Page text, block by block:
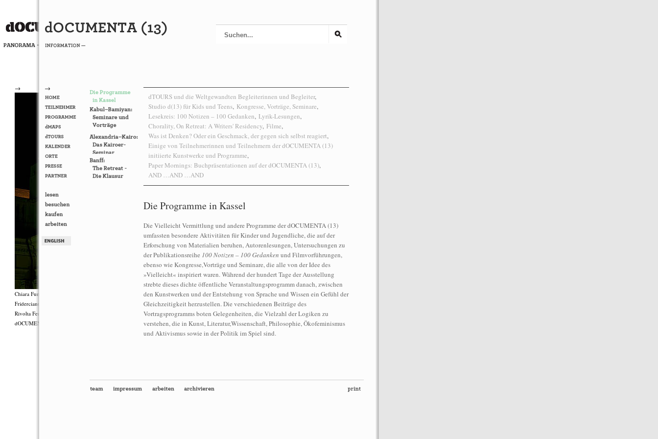
→
Chiara Fumai, Shut Up. Actually, Talk (The world will not explode), 2012, Gruppenperformance auf dem Dach des
Fridercianums featuring Zalumma Agra und die Stars of the East, Texte von Carla Lonzi (“Let’s Spit on Hegel,” 1970) and
Rivolta Femminile (“I Say I,” 1977), Kostüme von Antonio Piccirilli, 60 Min., Courtesy Chiara Fumai, In Auftrag gegeben von
dOCUMENTA (13) und produziert mit Unterstützung des Fiorucci Art Trust, London. Foto: Henrik Stromberg
→
dTOURS und die Weltgewandten Begleiterinnen und Begleiter,
Studio d(13) für Kids und Teens, Kongresse, Vorträge, Seminare,
Lesekreis: 100 Notizen – 100 Gedanken, Lyrik-Lesungen,
Chorality, On Retreat: A Writers' Residency, Filme,
Was ist Denken? Oder ein Geschmack, der gegen sich selbst reagiert,
Einige von Teilnehmerinnen und Teilnehmern der dOCUMENTA (13)
initiierte Kunstwerke und Programme,
Paper Mornings: Buchpräsentationen auf der dOCUMENTA (13),
AND …AND …AND
Die Programme in Kassel
Die Vielleicht Vermittlung und andere Programme der dOCUMENTA (13)
umfassten besondere Aktivitäten für Kinder und Jugendliche, die auf der
Erforschung von Materialien beruhen, Autorenlesungen, Untersuchungen zu
der Publikationsreihe 100 Notizen – 100 Gedanken und Filmvorführungen,
ebenso wie Kongresse,Vorträge und Seminare, die alle von der Idee des
»Vielleicht« inspiriert waren. Während der hundert Tage der Ausstellung
strebte dieses dichte öffentliche Veranstaltungsprogramm danach, zwischen
den Kunstwerken und der Entstehung von Sprache und Wissen ein Gefühl der
Gleichzeitigkeit herzustellen. Die verschiedenen Beiträge des
Vortragsprogramms boten Gelegenheiten, die Vielzahl der Logiken zu
verstehen, die in Kunst, Literatur,Wissenschaft, Philosophie, Ökofeminismus
und Aktivismus sowie in der Politik im Spiel sind.